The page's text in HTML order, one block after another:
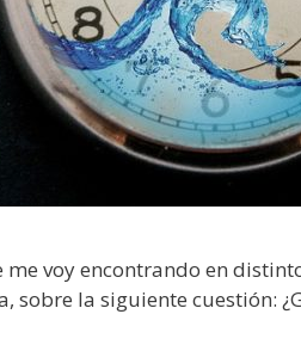
voy encontrando en
sobre la siguiente cuestión: